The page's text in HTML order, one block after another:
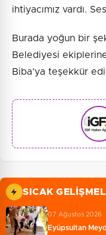
ihtiyacımız vardı.
Burada yoğun bir
Belediyesi
Biba’ya teşekkür
SICAK
07 Ağustos 2026
Eyüpsultan